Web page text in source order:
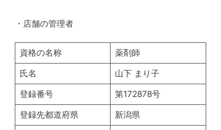
・店舗の管理者
資格の名称 薬剤師
氏名 山下 まり子
登録番号 第172878号
登録先都道府県 新潟県